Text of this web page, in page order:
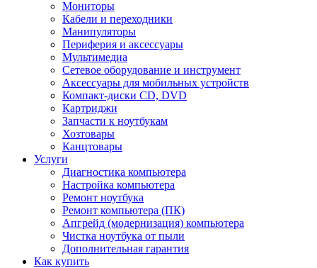
Мониторы
Кабели и переходники
Манипуляторы
Периферия и аксессуары
Мультимедиа
Сетевое оборудование и инструмент
Аксессуары для мобильных устройств
Компакт-диски CD, DVD
Картриджи
Запчасти к ноутбукам
Хозтовары
Канцтовары
Услуги
Диагностика компьютера
Настройка компьютера
Ремонт ноутбука
Ремонт компьютера (ПК)
Апгрейд (модернизация) компьютера
Чистка ноутбука от пыли
Дополнительная гарантия
Как купить